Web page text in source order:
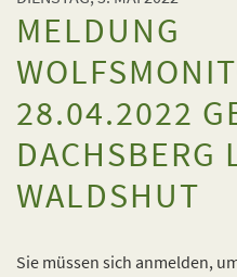
MELDUNG
28.04.2022
DACHSBERG
WALDSHUT
Sie müssen sich anmelden,